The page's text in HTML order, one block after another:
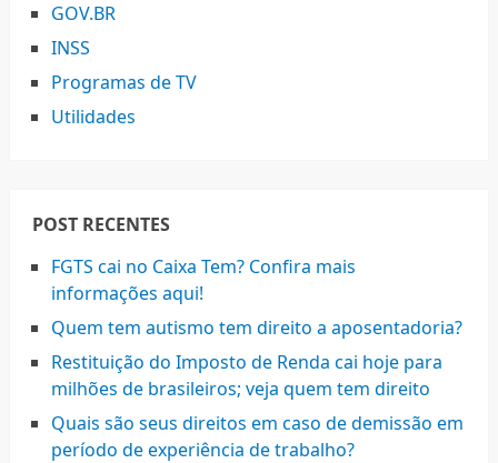
GOV.BR
INSS
Programas de TV
Utilidades
POST RECENTES
FGTS cai no Caixa Tem? Confira mais
informações aqui!
Quem tem autismo tem direito a aposentadoria?
Restituição do Imposto de Renda cai hoje para
milhões de brasileiros; veja quem tem direito
Quais são seus direitos em caso de demissão em
período de experiência de trabalho?